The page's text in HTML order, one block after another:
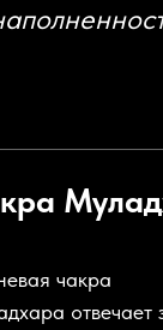
чакра
отвечает